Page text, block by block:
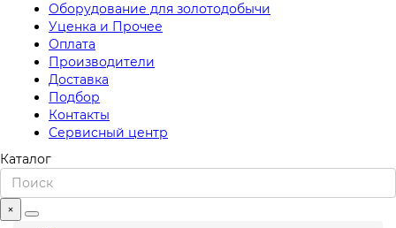
Оборудование для золотодобычи
Уценка и Прочее
Оплата
Производители
Доставка
Подбор
Контакты
Сервисный центр
Каталог
×